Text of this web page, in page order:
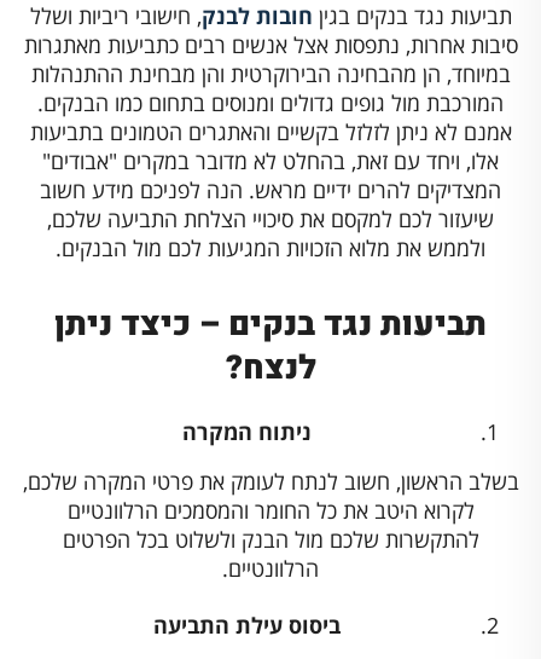
תביעות נגד בנקים בגין חובות לבנק, חישובי ריביות ושלל
סיבות אחרות, נתפסות אצל אנשים רבים כתביעות מאתגרות
במיוחד, הן מהבחינה הבירוקרטית והן מבחינת ההתנהלות
המורכבת מול גופים גדולים ומנוסים בתחום כמו הבנקים.
אמנם לא ניתן לזלזל בקשיים והאתגרים הטמונים בתביעות
אלו, ויחד עם זאת, בהחלט לא מדובר במקרים "אבודים"
המצדיקים להרים ידיים מראש. הנה לפניכם מידע חשוב
שיעזור לכם למקסם את סיכויי הצלחת התביעה שלכם,
ולממש את מלוא הזכויות המגיעות לכם מול הבנקים.
תביעות נגד בנקים – כיצד ניתן
לנצח?
ניתוח המקרה
בשלב הראשון, חשוב לנתח לעומק את פרטי המקרה שלכם,
לקרוא היטב את כל החומר והמסמכים הרלוונטיים
להתקשרות שלכם מול הבנק ולשלוט בכל הפרטים
הרלוונטיים.
ביסוס עילת התביעה